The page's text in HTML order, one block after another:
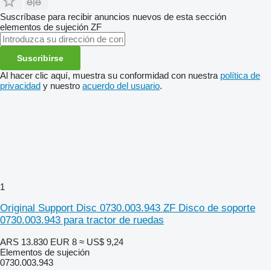
Suscríbase para recibir anuncios nuevos de esta sección
elementos de sujeción ZF
Suscribirse
Al hacer clic aquí, muestra su conformidad con nuestra política de
privacidad y nuestro acuerdo del usuario.
1
Original Support Disc 0730.003.943 ZF Disco de soporte
0730.003.943 para tractor de ruedas
ARS 13.830 EUR 8 ≈ US$ 9,24
Elementos de sujeción
0730.003.943